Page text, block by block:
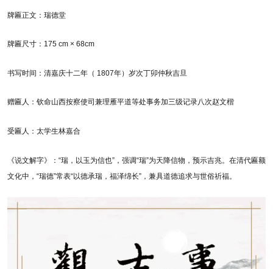
牌匾正文：瑞德堂
牌匾尺寸：175 cm × 68cm
书写时间：清嘉庆十二年（ 1807年）岁次丁卯仲秋吉旦
赠匾人： 钦命山西按察使司兼理雁平道等处事务加三级记录八次赵文楷
受匾人： 太学生林嘉合
《说文解字》：“瑞，以玉为信也”，强调“瑞”为天降信物，预示吉兆。在清代匾额
文化中，“瑞德”常表“以德承瑞，福泽绵长”，兼具道德追求与世俗祈福。